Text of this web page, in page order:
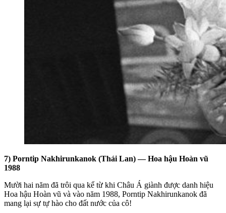
7) Porntip Nakhirunkanok (Thái Lan) — Hoa hậu Hoàn vũ
1988
Mười hai năm đã trôi qua kể từ khi Châu Á giành được danh hiệu
Hoa hậu Hoàn vũ và vào năm 1988, Porntip Nakhirunkanok đã
mang lại sự tự hào cho đất nước của cô!